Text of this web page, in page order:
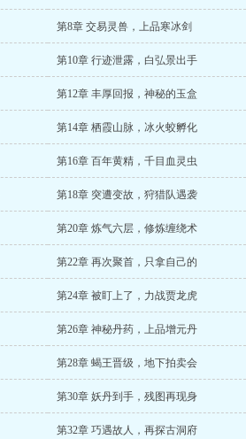
第8章 交易灵兽，上品寒冰剑
第10章 行迹泄露，白弘景出手
第12章 丰厚回报，神秘的玉盒
第14章 栖霞山脉，冰火蛟孵化
第16章 百年黄精，千目血灵虫
第18章 突遭变故，狩猎队遇袭
第20章 炼气六层，修炼缠绕术
第22章 再次聚首，只拿自己的
第24章 被盯上了，力战贾龙虎
第26章 神秘丹药，上品增元丹
第28章 蝎王晋级，地下拍卖会
第30章 妖丹到手，残图再现身
第32章 巧遇故人，再探古洞府